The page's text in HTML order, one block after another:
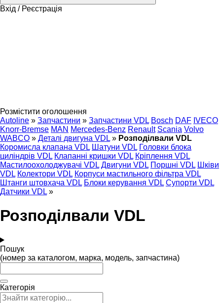
Вхід / Реєстрація
Розмістити оголошення
Autoline » Запчастини » Запчастини VDL Bosch DAF IVECO
Knorr-Bremse MAN Mercedes-Benz Renault Scania Volvo
WABCO » Деталі двигуна VDL » Розподілвали VDL
Коромисла клапана VDL Шатуни VDL Головки блока
циліндрів VDL Клапанні кришки VDL Кріплення VDL
Мастилоохолоджувачі VDL Двигуни VDL Поршні VDL Шківи
VDL Колектори VDL Корпуси мастильного фільтра VDL
Штанги штовхача VDL Блоки керування VDL Супорти VDL
Датчики VDL »
Розподілвали VDL
Пошук
(номер за каталогом, марка, модель, запчастина)
Категорія